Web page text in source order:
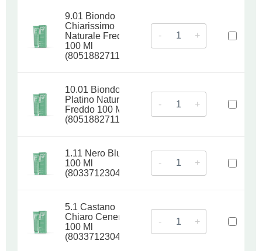
9.01 Biondo
Chiarissimo
Naturale Freddo
100 Ml
(8051882711296)
- +
10.01 Biondo
Platino Naturale
Freddo 100 Ml
(8051882711302)
- +
1.11 Nero Blu
100 Ml
(8033712304731)
- +
5.1 Castano
Chiaro Cenere
100 Ml
(8033712304748)
- +